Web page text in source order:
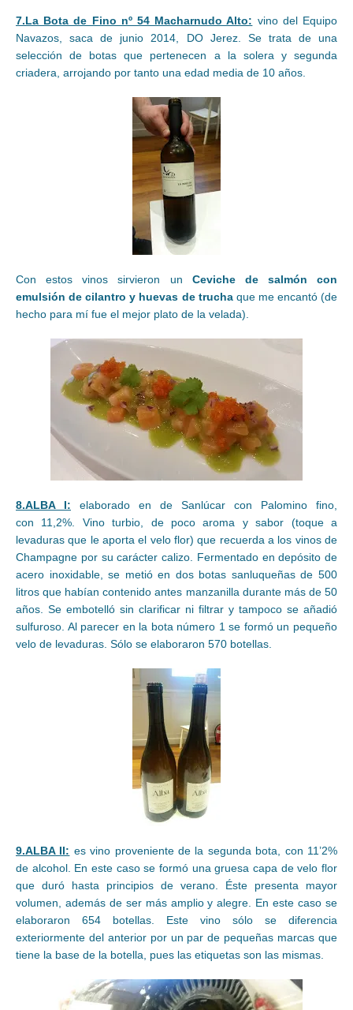
7.La Bota de Fino nº 54 Macharnudo Alto: vino del Equipo
Navazos, saca de junio 2014, DO Jerez. Se trata de una
selección de botas que pertenecen a la solera y segunda
criadera, arrojando por tanto una edad media de 10 años.
Con estos vinos sirvieron un Ceviche de salmón con
emulsión de cilantro y huevas de truchaque me encantó (de
hecho para mí fue el mejor plato de la velada).
8.ALBA I: elaborado en de Sanlúcar con Palomino fino,
con 11,2%. Vino turbio, de poco aroma y sabor (toque a
levaduras que le aporta el velo flor) que recuerda a los vinos de
Champagne por su carácter calizo. Fermentado en depósito de
acero inoxidable, se metió en dos botas sanluqueñas de 500
litros que habían contenido antes manzanilla durante más de 50
años. Se embotelló sin clarificar ni filtrar y tampoco se añadió
sulfuroso. Al parecer en la bota número 1 se formó un pequeño
velo de levaduras. Sólo se elaboraron 570 botellas.
9.ALBA II: es vino proveniente de la segunda bota, con 11’2%
de alcohol. En este caso se formó una gruesa capa de velo flor
que duró hasta principios de verano. Éste presenta mayor
volumen, además de ser más amplio y alegre. En este caso se
elaboraron 654 botellas. Este vino sólo se diferencia
exteriormente del anterior por un par de pequeñas marcas que
tiene la base de la botella, pues las etiquetas son las mismas.